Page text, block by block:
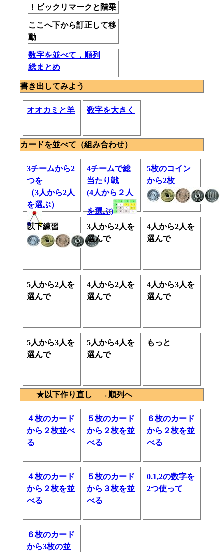
！ビックリマークと階乗
ここへ下から訂正して移
動
数字を並べて．順列
総まとめ
書き出してみよう
オオカミと羊 数字を大きく
カードを並べて（組み合わせ）
3チームから2
つを
（3人から2人
を選ぶ）
4チームで総
当たり戦
(4人から２人
を選ぶ)
5枚のコイン
から2枚
以下練習
3人から2人を
選んで
4人から2人を
選んで
5人から2人を
選んで
4人から2人を
選んで
4人から3人を
選んで
5人から3人を
選んで
5人から4人を
選んで
もっと
★以下作り直し →順列へ
４枚のカード
から２枚並べ
る
５枚のカード
から２枚を並
べる
６枚のカード
から２枚を並
べる
４枚のカード
から２枚を並
べる
５枚のカード
から３枚を並
べる
0.1,2の数字を
2つ使って
６枚のカード
から3枚の並